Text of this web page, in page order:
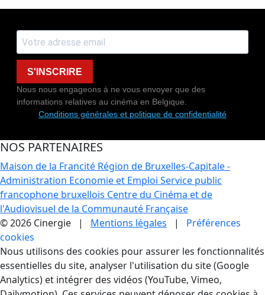
S'INSCRIRE
Nous nous engageons à ne vous envoyer que des
informations relatives au cinéma en Belgique.
Conditions générales et politique de confidentialité
NOS PARTENAIRES
Maison de la Francité Région de Bruxelles-Capitale -
Administration Economie et Emploi Service public
francophone bruxellois Centre du Cinéma et de
l'Audiovisuel de la Communauté Française
© 2026 Cinergie | Mentions légales | Préférences
cookies
Gestion des Cookies
Nous utilisons des cookies pour assurer les fonctionnalités
essentielles du site, analyser l'utilisation du site (Google
Analytics) et intégrer des vidéos (YouTube, Vimeo,